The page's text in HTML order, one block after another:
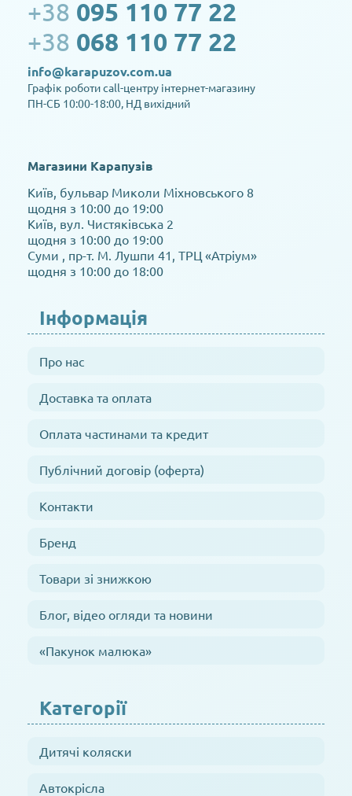
+38 095 110 77 22
+38 068 110 77 22
info@karapuzov.com.ua
Графік роботи call-центру інтернет-магазину
ПН-СБ 10:00-18:00, НД вихідний
Магазини Карапузів
Київ, бульвар Миколи Міхновського 8
щодня з 10:00 до 19:00
Київ, вул. Чистяківська 2
щодня з 10:00 до 19:00
Суми , пр-т. М. Лушпи 41, ТРЦ «Атріум»
щодня з 10:00 до 18:00
Інформація
Про нас
Доставка та оплата
Оплата частинами та кредит
Публічний договір (оферта)
Контакти
Бренд
Товари зі знижкою
Блог, відео огляди та новини
«Пакунок малюка»
Категорії
Дитячі коляски
Автокрісла